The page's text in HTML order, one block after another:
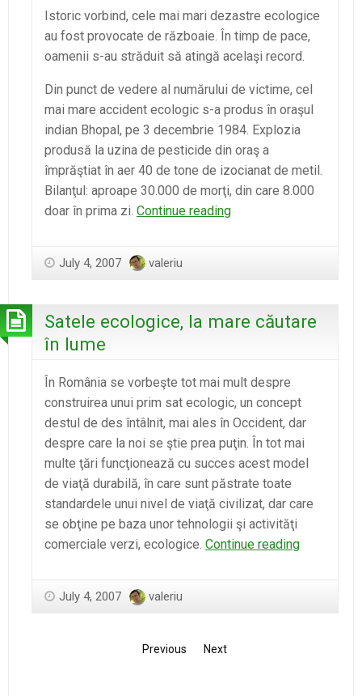
Istoric vorbind, cele mai mari dezastre ecologice
au fost provocate de războaie. În timp de pace,
oamenii s-au străduit să atingă acelaşi record.
Din punct de vedere al numărului de victime, cel
mai mare accident ecologic s-a produs în oraşul
indian Bhopal, pe 3 decembrie 1984. Explozia
produsă la uzina de pesticide din oraş a
împrăştiat în aer 40 de tone de izocianat de metil.
Bilanţul: aproape 30.000 de morţi, din care 8.000
doar în prima zi. Continue readingDezastrele
July 4, 2007 valeriu
Satele ecologice, la mare căutare
în lume
În România se vorbeşte tot mai mult despre
construirea unui prim sat ecologic, un concept
destul de des întâlnit, mai ales în Occident, dar
despre care la noi se ştie prea puţin. În tot mai
multe ţări funcţionează cu succes acest model
de viaţă durabilă, în care sunt păstrate toate
standardele unui nivel de viaţă civilizat, dar care
se obţine pe baza unor tehnologii şi activităţi
comerciale verzi, ecologice. Continue readingSatele
July 4, 2007 valeriu
Previous Next